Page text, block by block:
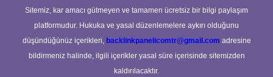
Sitemiz, kar amacı gütmeyen ve tamamen ücretsiz bir bilgi paylaşım
platformudur. Hukuka ve yasal düzenlemelere aykırı olduğunu
düşündüğünüz içerikleri, backlinkpanelicomtr@gmail.com adresine
bildirmeniz halinde, ilgili içerikler yasal süre içerisinde sitemizden
kaldırılacaktır.